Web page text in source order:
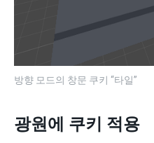
방향 모드의 창문 쿠키 “타일”
광원에 쿠키 적용